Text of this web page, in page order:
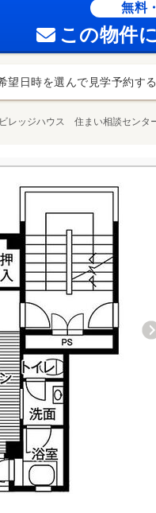
無料
この物件
望日時を選んで見学予約する
レッジハウス 住まい相談センタ